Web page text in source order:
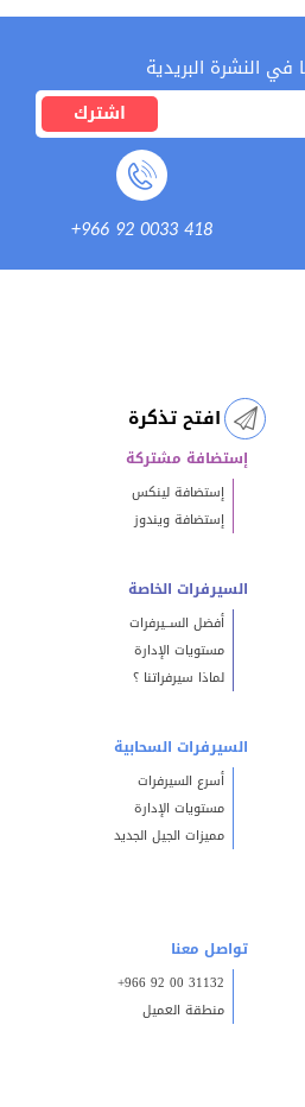
في النشرة البريدية
اشترك
+966 92 0033 418
افتح تذكرة
إستضافة مشتركة
إستضافة لينكس
إستضافة ويندوز
السيرفرات الخاصة
أفضل الســيرفرات
مستويات الإدارة
لماذا سيرفراتنا ؟
السيرفرات السحابية
أسرع السيرفرات
مستويات الإدارة
مميزات الجيل الجديد
تواصل معنا
+966 92 00 31132
منطقة العميل